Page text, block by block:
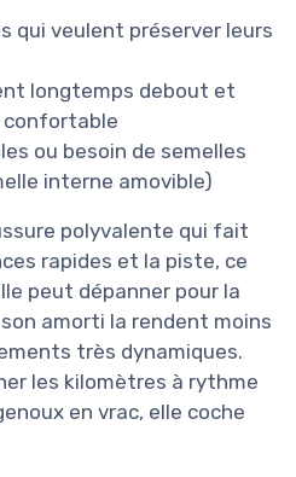
qui veulent préserver leurs
longtemps debout et
ou besoin de semelles
interne amovible)
polyvalente qui fait
rapides et la piste, ce
peut dépanner pour la
amorti la rendent moins
très dynamiques.
les kilomètres à rythme
en vrac, elle coche